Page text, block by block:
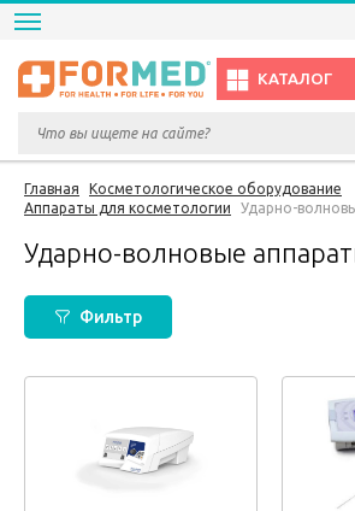
КАТАЛОГ
Главная
Косметологическое оборудование
Аппараты для косметологии
Ударно-
Ударно-волновые
Фильтр